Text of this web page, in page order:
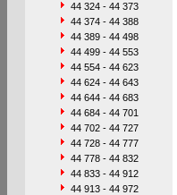
44 324 - 44 373
44 374 - 44 388
44 389 - 44 498
44 499 - 44 553
44 554 - 44 623
44 624 - 44 643
44 644 - 44 683
44 684 - 44 701
44 702 - 44 727
44 728 - 44 777
44 778 - 44 832
44 833 - 44 912
44 913 - 44 972